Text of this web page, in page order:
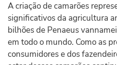
A criação de camarões
significativos da agricultura
bilhões de Penaeus
em todo o mundo. Como as
consumidores e dos